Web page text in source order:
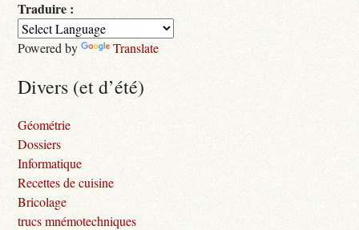
Traduire :
Powered by Translate
Divers (et d’été)
Géométrie
Dossiers
Informatique
Recettes de cuisine
Bricolage
trucs mnémotechniques